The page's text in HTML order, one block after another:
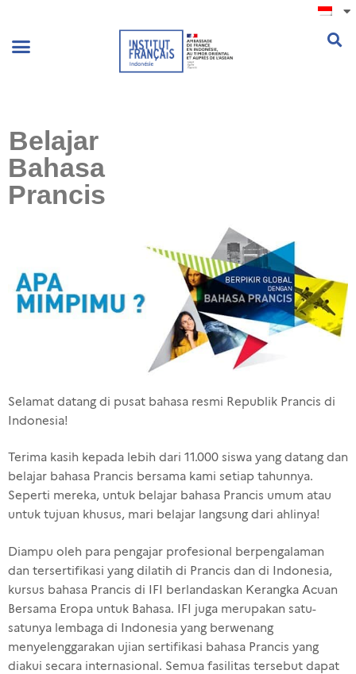
Belajar
Bahasa
Prancis
Selamat datang di pusat bahasa resmi Republik Prancis di
Indonesia!
Terima kasih kepada lebih dari 11.000 siswa yang datang dan
belajar bahasa Prancis bersama kami setiap tahunnya.
Seperti mereka, untuk belajar bahasa Prancis umum atau
untuk tujuan khusus, mari belajar langsung dari ahlinya!
Diampu oleh para pengajar profesional berpengalaman
dan tersertifikasi yang dilatih di Prancis dan di Indonesia,
kursus bahasa Prancis di IFI berlandaskan Kerangka Acuan
Bersama Eropa untuk Bahasa. IFI juga merupakan satu-
satunya lembaga di Indonesia yang berwenang
menyelenggarakan ujian sertifikasi bahasa Prancis yang
diakui secara internasional. Semua fasilitas tersebut dapat